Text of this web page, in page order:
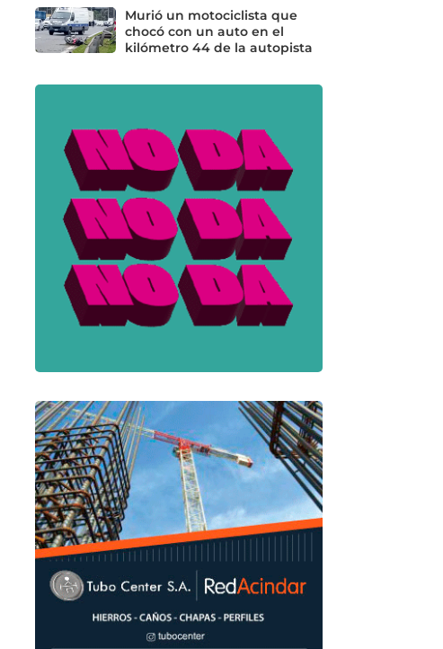
Murió un motociclista que
chocó con un auto en el
kilómetro 44 de la autopista